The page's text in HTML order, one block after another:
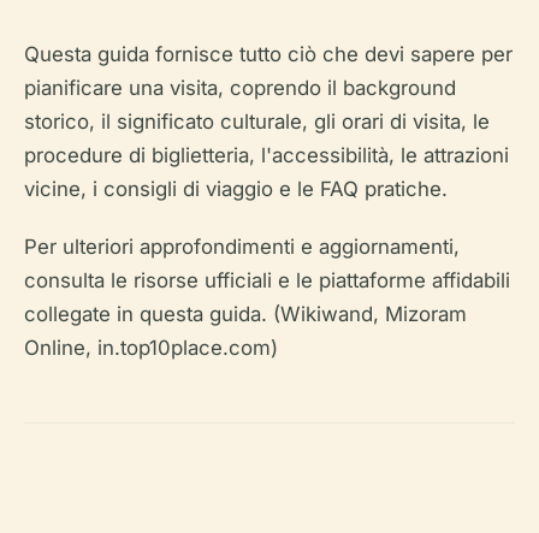
Questa guida fornisce tutto ciò che devi sapere per
pianificare una visita, coprendo il background
storico, il significato culturale, gli orari di visita, le
procedure di biglietteria, l'accessibilità, le attrazioni
vicine, i consigli di viaggio e le FAQ pratiche.
Per ulteriori approfondimenti e aggiornamenti,
consulta le risorse ufficiali e le piattaforme affidabili
collegate in questa guida. (Wikiwand, Mizoram
Online, in.top10place.com)